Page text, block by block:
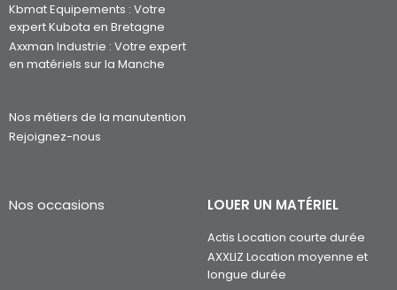
Kbmat Equipements : Votre
expert Kubota en Bretagne
Axxman Industrie : Votre expert
en matériels sur la Manche
Nos métiers de la manutention
Rejoignez-nous
Nos occasions LOUER UN MATÉRIEL
Actis Location courte durée
AXXLIZ Location moyenne et
longue durée